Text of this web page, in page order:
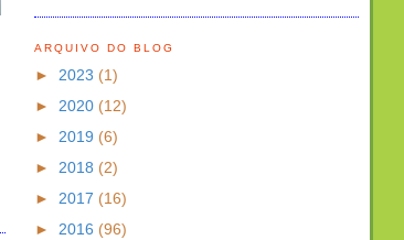
ARQUIVO DO BLOG
► 2023 (1)
► 2020 (12)
► 2019 (6)
► 2018 (2)
► 2017 (16)
► 2016 (96)